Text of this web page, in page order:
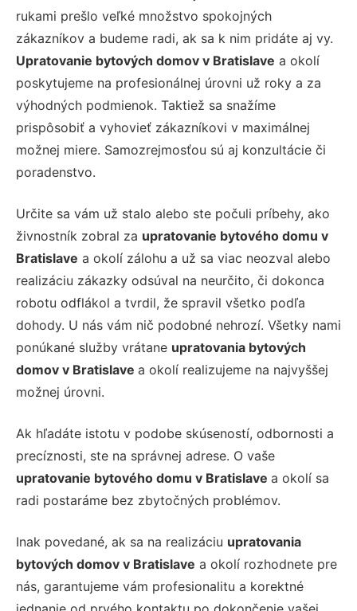
rukami prešlo veľké množstvo spokojných
zákazníkov a budeme radi, ak sa k nim pridáte aj vy.
Upratovanie bytových domov v Bratislave a okolí
poskytujeme na profesionálnej úrovni už roky a za
výhodných podmienok. Taktiež sa snažíme
prispôsobiť a vyhovieť zákazníkovi v maximálnej
možnej miere. Samozrejmosťou sú aj konzultácie či
poradenstvo.
Určite sa vám už stalo alebo ste počuli príbehy, ako
živnostník zobral za upratovanie bytového domu v
Bratislave a okolí zálohu a už sa viac neozval alebo
realizáciu zákazky odsúval na neurčito, či dokonca
robotu odflákol a tvrdil, že spravil všetko podľa
dohody. U nás vám nič podobné nehrozí. Všetky nami
ponúkané služby vrátane upratovania bytových
domov v Bratislave a okolí realizujeme na najvyššej
možnej úrovni.
Ak hľadáte istotu v podobe skúseností, odbornosti a
precíznosti, ste na správnej adrese. O vaše
upratovanie bytového domu v Bratislave a okolí sa
radi postaráme bez zbytočných problémov.
Inak povedané, ak sa na realizáciu upratovania
bytových domov v Bratislave a okolí rozhodnete pre
nás, garantujeme vám profesionalitu a korektné